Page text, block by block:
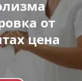
от
цена